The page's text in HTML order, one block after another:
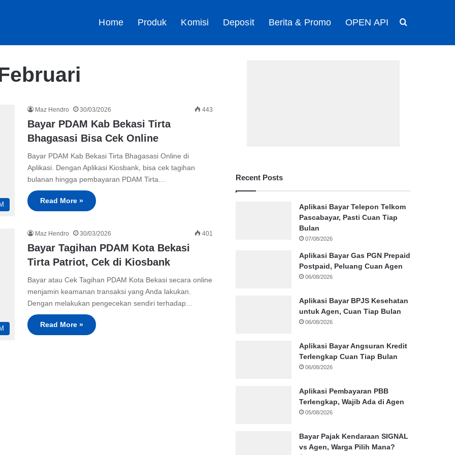
Home Produk Komisi Deposit Berita & Promo OPEN API
Maz Hendro 30/03/2026 443
Bayar PDAM Kab Bekasi Tirta
Bhagasasi Bisa Cek Online
Bayar PDAM Kab Bekasi Tirta Bhagasasi Online di
Aplikasi. Dengan Aplikasi Kiosbank, bisa cek tagihan
bulanan hingga pembayaran PDAM Tirta…
Read More »
Maz Hendro 30/03/2026 401
Bayar Tagihan PDAM Kota Bekasi
Tirta Patriot, Cek di Kiosbank
Bayar atau Cek Tagihan PDAM Kota Bekasi secara online
menjamin keamanan transaksi yang Anda lakukan.
Dengan melakukan pengecekan sendiri terhadap…
Read More »
Recent Posts
Aplikasi Bayar Telepon Telkom
Pascabayar, Pasti Cuan Tiap
Bulan
07/08/2026
Aplikasi Bayar Gas PGN Prepaid
Postpaid, Peluang Cuan Agen
06/08/2026
Aplikasi Bayar BPJS Kesehatan
untuk Agen, Cuan Tiap Bulan
06/08/2026
Aplikasi Bayar Angsuran Kredit
Terlengkap Cuan Tiap Bulan
06/08/2026
Aplikasi Pembayaran PBB
Terlengkap, Wajib Ada di Agen
05/08/2026
Bayar Pajak Kendaraan SIGNAL
vs Agen, Warga Pilih Mana?